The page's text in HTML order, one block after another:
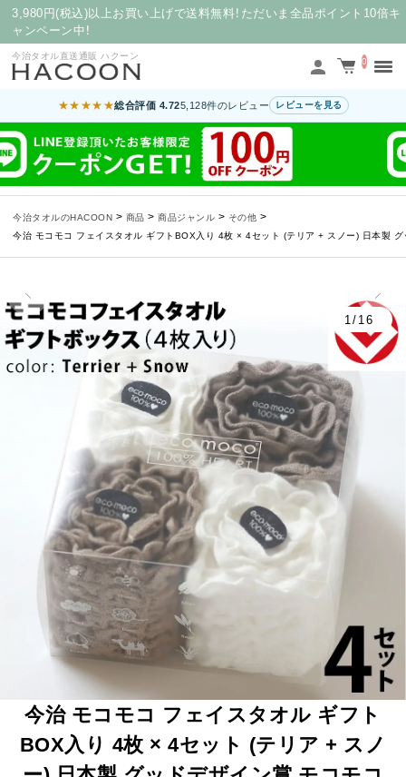
3,980円(税込)以上お買い上げで送料無料！ただいま全品ポイント10倍キ
ャンペーン中！
今治タオル直送通販 ハクーン
0
★★★★★総合評価 4.725,128件のレビュー レビューを見る
今治タオルのHACOON > 商品 > 商品ジャンル > その他 >
今治 モコモコ フェイスタオル ギフトBOX入り 4枚 × 4セット (テリア + スノー) 日本製
1/16
今治 モコモコ フェイスタオル ギフト
BOX入り 4枚 × 4セット (テリア + スノ